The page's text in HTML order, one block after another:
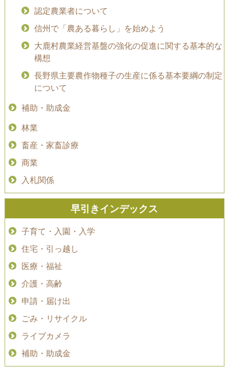
認定農業者について
信州で「農ある暮らし」を始めよう
大鹿村農業経営基盤の強化の促進に関する基本的な
構想
長野県主要農作物種子の生産に係る基本要綱の制定
について
補助・助成金
林業
畜産・家畜診療
商業
入札関係
早引きインデックス
子育て・入園・入学
住宅・引っ越し
医療・福祉
介護・高齢
申請・届け出
ごみ・リサイクル
ライブカメラ
補助・助成金